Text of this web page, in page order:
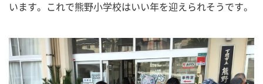
います。これで熊野小学校はいい年を迎えられそうです。